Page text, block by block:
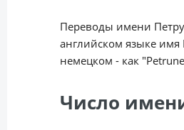
Переводы имени
английском языке имя
немецком - как
Число